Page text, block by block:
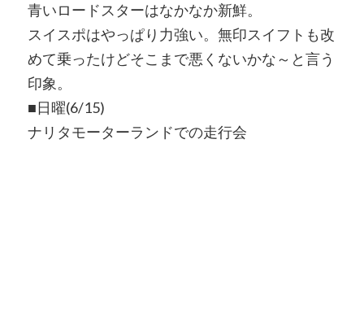
青いロードスターはなかなか新鮮。
スイスポはやっぱり力強い。無印スイフトも改
めて乗ったけどそこまで悪くないかな～と言う
印象。
■日曜(6/15)
ナリタモーターランドでの走行会